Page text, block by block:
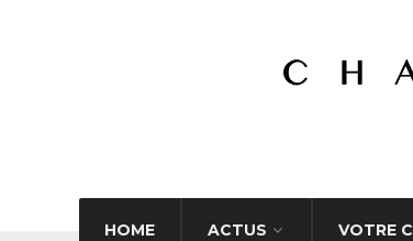
HOME ACTUS VOTRE